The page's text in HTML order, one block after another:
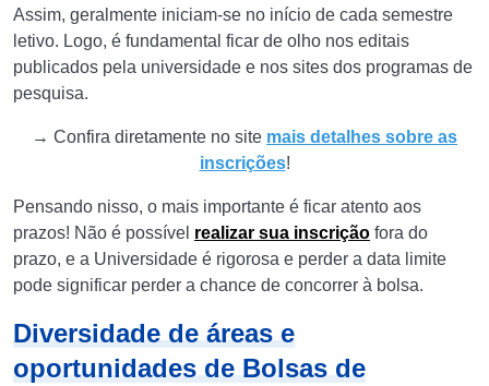
Assim, geralmente iniciam-se no início de cada semestre
letivo. Logo, é fundamental ficar de olho nos editais
publicados pela universidade e nos sites dos programas de
pesquisa.
→ Confira diretamente no site mais detalhes sobre as
inscrições!
Pensando nisso, o mais importante é ficar atento aos
prazos! Não é possível realizar sua inscrição fora do
prazo, e a Universidade é rigorosa e perder a data limite
pode significar perder a chance de concorrer à bolsa.
Diversidade de áreas e
oportunidades de Bolsas de